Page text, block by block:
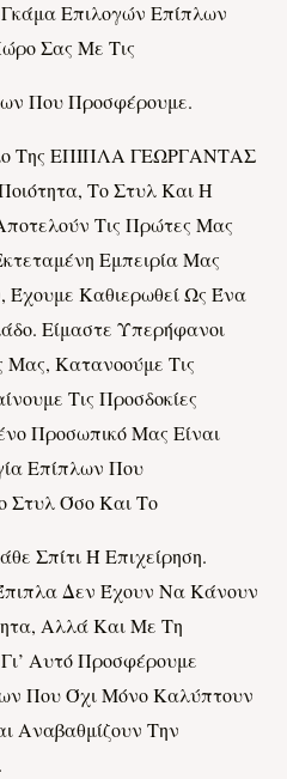
Επιλογών Επίπλων
Σας Με Τις
Που Προσφέρουμε.
Της ΕΠΙΠΛΑ ΓΕΩΡΓΑΝΤΑΣ
Το Στυλ Και Η
Τις Πρώτες Μας
Εμπειρία Μας
Καθιερωθεί Ως Ένα
Είμαστε Υπερήφανοι
Κατανοούμε Τις
Τις Προσδοκίες
Προσωπικό Μας Είναι
Επίπλων Που
Στυλ Όσο Και Το
Σπίτι Ή Επιχείρηση.
Δεν Έχουν Να Κάνουν
Αλλά Και Με Τη
Αυτό Προσφέρουμε
Που Όχι Μόνο Καλύπτουν
Αναβαθμίζουν Την